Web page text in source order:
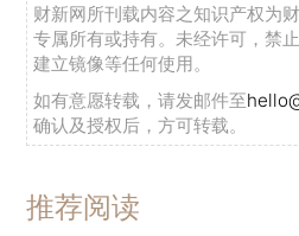
财新网所刊载内容之知识产权为
专属所有或持有。未经许可，禁
建立镜像等任何使用。
如有意愿转载，请发邮件至
确认及授权后，方可转载。
推荐阅读